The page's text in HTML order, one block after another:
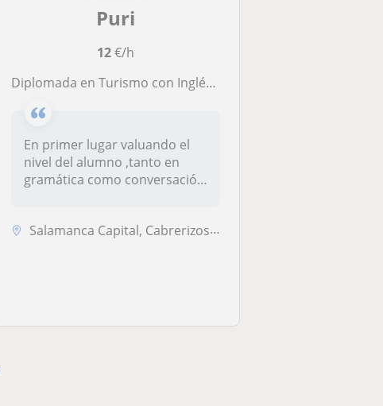
Puri
12€/h
Diplomada en Turismo con Inglés y Francés, Experiencia en impartir clases particulares en inglés elemental
En primer lugar valuando el
nivel del alumno ,tanto en
gramática como conversación
Salamanca Capital, Cabrerizos, Carbajosa de la Sagrada, Santa Marta de...